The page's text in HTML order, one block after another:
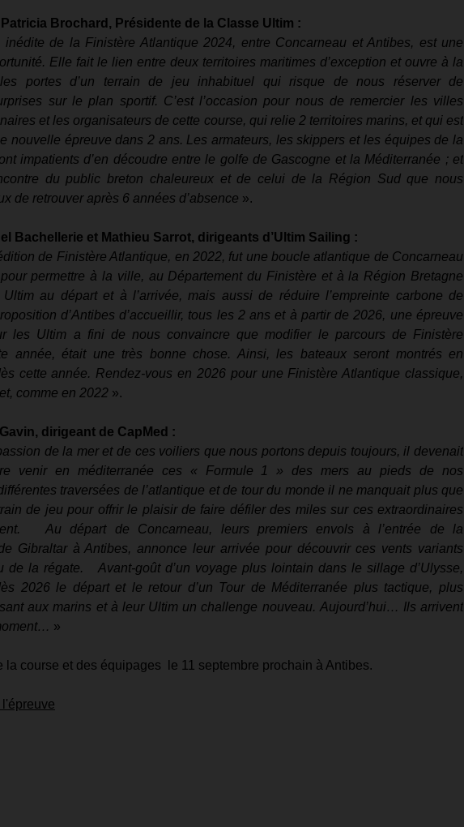
Brochard, Présidente de la Classe Ultim :
inédite de la Finistère Atlantique 2024, entre Concarneau et Antibes, est une
Elle fait le lien entre deux territoires maritimes d’exception et ouvre à la
portes d’un terrain de jeu inhabituel qui risque de nous réserver de
sur le plan sportif. C’est l’occasion pour nous de remercier les villes
et les organisateurs de cette course, qui relie 2 territoires marins, et qui est
nouvelle épreuve dans 2 ans. Les armateurs, les skippers et les équipes de la
impatients d’en découdre entre le golfe de Gascogne et la Méditerranée ; et
du public breton chaleureux et de celui de la Région Sud que nous
de retrouver après 6 années d’absence ».
Bachellerie et Mathieu Sarrot, dirigeants d’Ultim Sailing :
de Finistère Atlantique, en 2022, fut une boucle atlantique de Concarneau
permettre à la ville, au Département du Finistère et à la Région Bretagne
Ultim au départ et à l’arrivée, mais aussi de réduire l’empreinte carbone de
d’Antibes d’accueillir, tous les 2 ans et à partir de 2026, une épreuve
les Ultim a fini de nous convaincre que modifier le parcours de Finistère
année, était une très bonne chose. Ainsi, les bateaux seront montrés en
cette année. Rendez-vous en 2026 pour une Finistère Atlantique classique,
comme en 2022 ».
dirigeant de CapMed :
de la mer et de ces voiliers que nous portons depuis toujours, il devenait
venir en méditerranée ces « Formule 1 » des mers au pieds de nos
traversées de l’atlantique et de tour du monde il ne manquait plus que
de jeu pour offrir le plaisir de faire défiler des miles sur ces extraordinaires
Au départ de Concarneau, leurs premiers envols à l’entrée de la
Gibraltar à Antibes, annonce leur arrivée pour découvrir ces vents variants
de la régate.   Avant-goût d’un voyage plus lointain dans le sillage d’Ulysse,
2026 le départ et le retour d’un Tour de Méditerranée plus tactique, plus
aux marins et à leur Ultim un challenge nouveau. Aujourd’hui… Ils arrivent
»
la course et des équipages  le 11 septembre prochain à Antibes.